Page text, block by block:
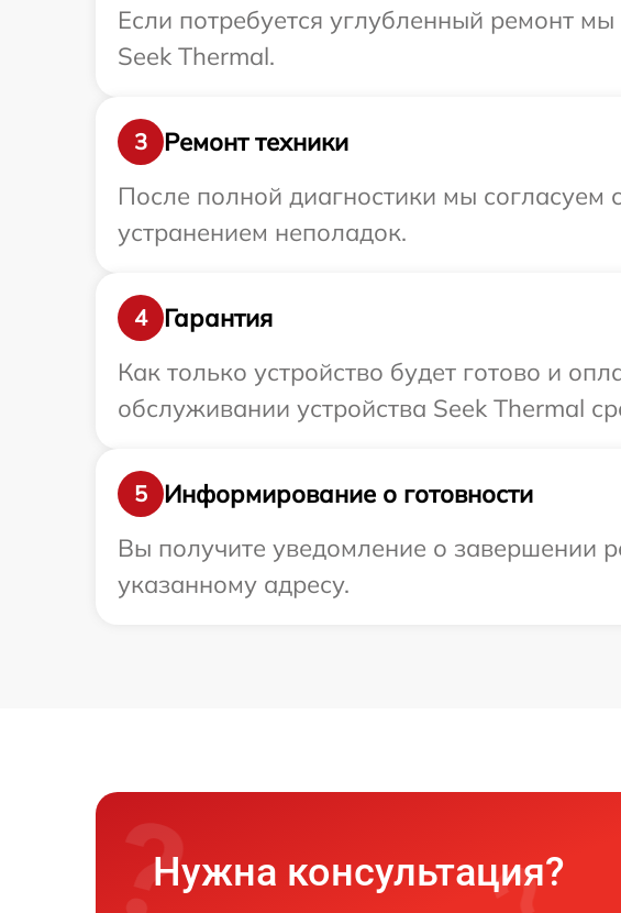
Если потребуется углубленный ремонт
Seek Thermal.
3
Ремонт техники
После полной диагностики мы согласуем
устранением неполадок.
4
Гарантия
Как только устройство будет готово и
обслуживании устройства Seek Thermal
5
Информирование о готовности
Вы получите уведомление о завершении
указанному адресу.
Нужна консультация?